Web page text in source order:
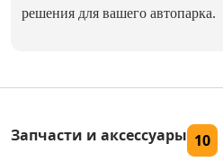
решения для вашего автопарка.
Запчасти и аксессуары 10